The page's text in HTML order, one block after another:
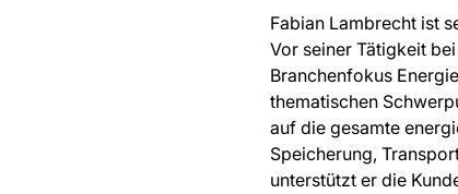
Fabian Lambrecht ist
Vor seiner Tätigkeit
Branchenfokus
thematischen
auf die gesamte
Speicherung,
unterstützt er die